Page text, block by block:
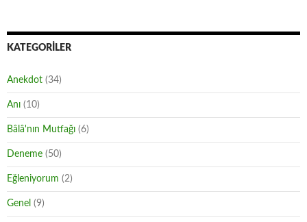
KATEGORILER
Anekdot (34)
Anı (10)
Bâlâ'nın Mutfağı (6)
Deneme (50)
Eğleniyorum (2)
Genel (9)